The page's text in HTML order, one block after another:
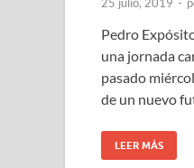
25 julio, 2019 -
Pedro
una jornada
pasado
de un nuevo
LEER MÁS